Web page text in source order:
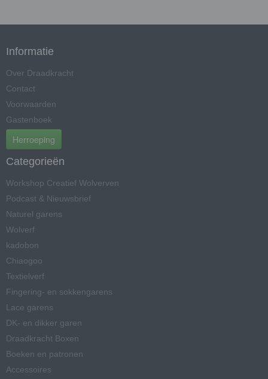
Informatie
Over Draadkracht
Contact
Voorwaarden
Gastenboek
Herroeping
Categorieën
Workshop Creatief Wolverven
Podcast & Nieuwsbrief
Naturel garens
Wolverf
kadobon
Chiaogoo
Textielverf
Fingering- en sokkengarens
Lace garens
DK- en dikker garen
Draadkracht Boxen
Boeken en patronen
Accessoires